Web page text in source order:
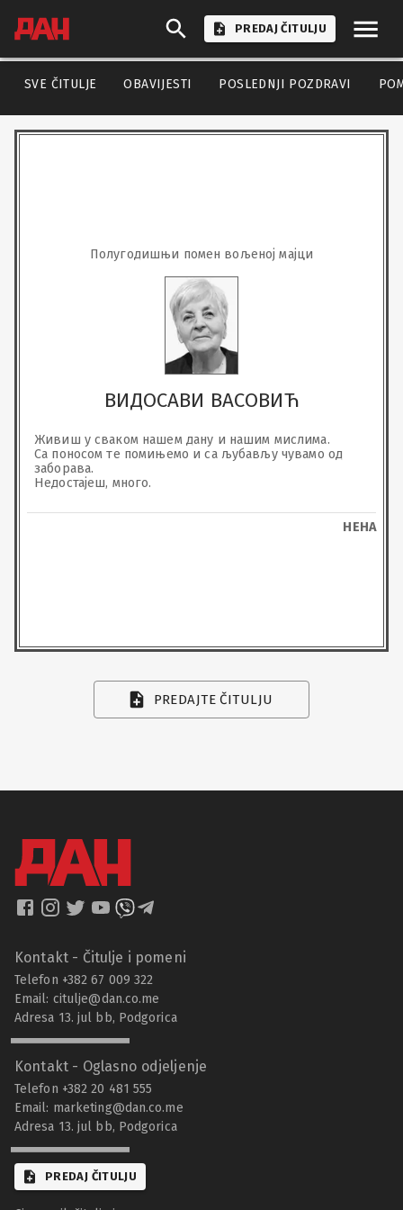
PREDAJ ČITULJU
SVE ČITULJE OBAVIJESTI POSLEDNJI POZDRAVI
Полугодишњи помен вољеној мајци
ВИДОСАВИ ВАСОВИЋ
Живиш у сваком нашем дану и нашим мислима.
Са поносом те помињемо и са љубављу чувамо од
заборава.
Недостајеш, много.
НЕНА
PREDAJTE ČITULJU
Kontakt - Čitulje i pomeni
Telefon +382 67 009 322
Email: citulje@dan.co.me
Adresa 13. jul bb, Podgorica
Kontakt - Oglasno odjeljenje
Telefon +382 20 481 555
Email: marketing@dan.co.me
Adresa 13. jul bb, Podgorica
PREDAJ ČITULJU